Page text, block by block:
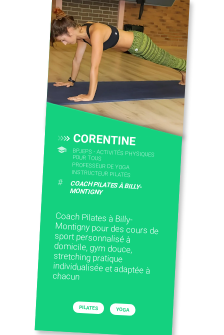
CORENTINE
BPJEPS - ACTIVITÉS PHYSIQUES
POUR TOUS
PROFESSEUR DE YOGA
INSTRUCTEUR PILATES
# COACH PILATES À BILLY-
MONTIGNY
Coach Pilates à Billy-
Montigny pour des cours de
sport personnalisé à
domicile, gym douce,
stretching pratique
individualisée et adaptée à
chacun
PILATES YOGA